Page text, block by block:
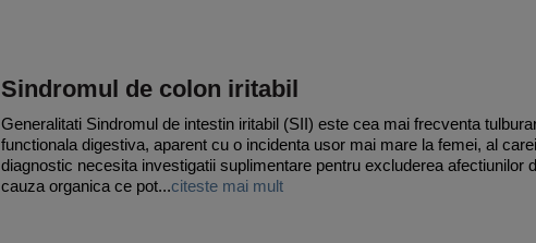
Sindromul de colon iritabil
Generalitati Sindromul de intestin iritabil (SII) este cea mai frecventa
functionala digestiva, aparent cu o incidenta usor mai mare la femei, al carei
diagnostic necesita investigatii suplimentare pentru excluderea afectiunilor
cauza organica ce pot...citeste mai mult